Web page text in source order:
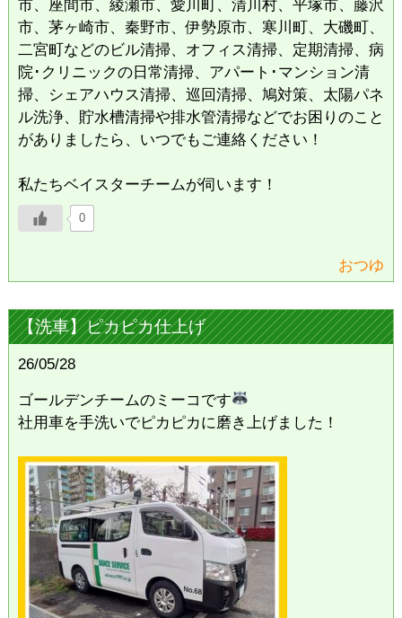
市、座間市、綾瀬市、愛川町、清川村、平塚市、藤沢
市、茅ヶ崎市、秦野市、伊勢原市、寒川町、大磯町、
二宮町などのビル清掃、オフィス清掃、定期清掃、病
院･クリニックの日常清掃、アパート･マンション清
掃、シェアハウス清掃、巡回清掃、鳩対策、太陽パネ
ル洗浄、貯水槽清掃や排水管清掃などでお困りのこと
がありましたら、いつでもご連絡ください！
私たちベイスターチームが伺います！
0
おつゆ
【洗車】ピカピカ仕上げ
26/05/28
ゴールデンチームのミーコです
社用車を手洗いでピカピカに磨き上げました！